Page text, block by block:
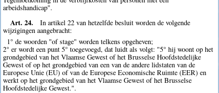
arbeidshandicap".
Art. 24.
In artikel 22 van hetzelfde besluit worden de volgende
wijzigingen aangebracht:
1° de woorden "of stage" worden telkens opgeheven;
2° er wordt een punt 5° toegevoegd, dat luidt als volgt: "5° hij woont op het
grondgebied van het Vlaamse Gewest of het Brusselse Hoofdstedelijke
Gewest of op het grondgebied van een van de andere lidstaten van de
Europese Unie (EU) of van de Europese Economische Ruimte (EER) en
werkt op het grondgebied van het Vlaamse Gewest of het Brusselse
Hoofdstedelijke Gewest.".